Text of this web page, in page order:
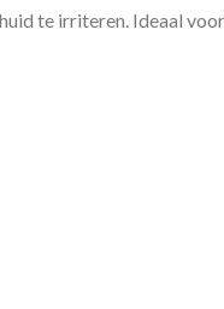
te irriteren. Ideaal